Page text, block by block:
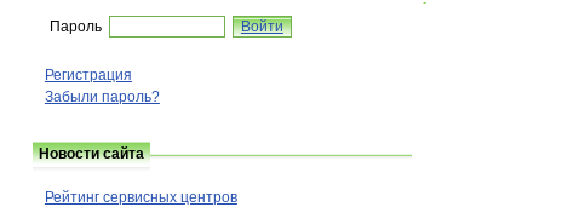
Пароль
Регистрация
Забыли пароль?
Новости сайта
Рейтинг сервисных центров